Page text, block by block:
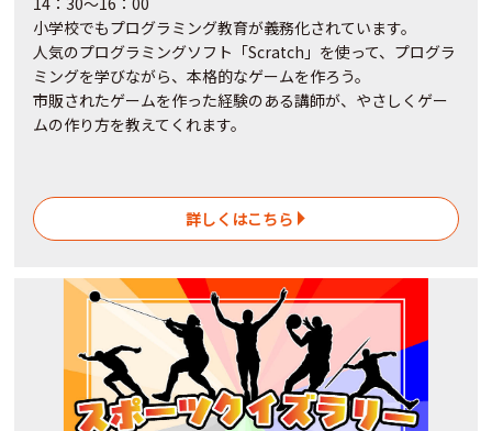
小学校でもプログラミング教育が義務化されています。
人気のプログラミングソフト「Scratch」を使って、プログラ
ミングを学びながら、本格的なゲームを作ろう。
市販されたゲームを作った経験のある講師が、やさしくゲー
ムの作り方を教えてくれます。
詳しくはこちら